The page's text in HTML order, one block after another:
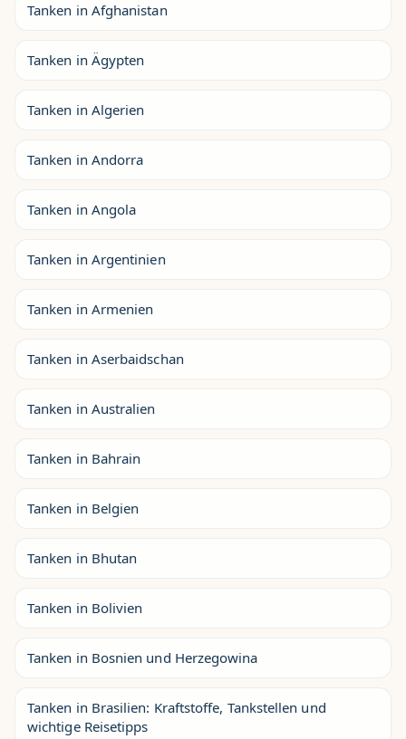
Tanken in Afghanistan
Tanken in Ägypten
Tanken in Algerien
Tanken in Andorra
Tanken in Angola
Tanken in Argentinien
Tanken in Armenien
Tanken in Aserbaidschan
Tanken in Australien
Tanken in Bahrain
Tanken in Belgien
Tanken in Bhutan
Tanken in Bolivien
Tanken in Bosnien und Herzegowina
Tanken in Brasilien: Kraftstoffe, Tankstellen und
wichtige Reisetipps